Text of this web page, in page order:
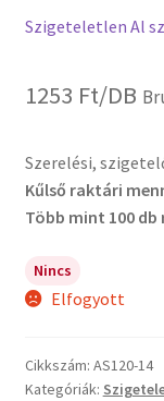
Szigeteletlen Al
1253 Ft/DB
Szerelési,
Kűlső raktári
Több mint 100
Nincs
Elfogyott
Cikkszám: AS120-14
Kategóriák: